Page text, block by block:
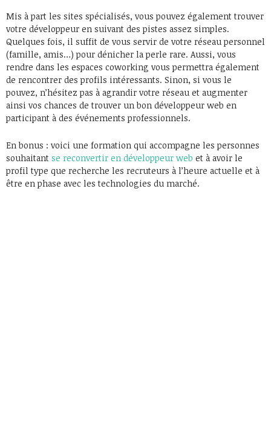
Mis à part les sites spécialisés, vous pouvez également trouver
votre développeur en suivant des pistes assez simples.
Quelques fois, il suffit de vous servir de votre réseau personnel
(famille, amis…) pour dénicher la perle rare. Aussi, vous
rendre dans les espaces coworking vous permettra également
de rencontrer des profils intéressants. Sinon, si vous le
pouvez, n’hésitez pas à agrandir votre réseau et augmenter
ainsi vos chances de trouver un bon développeur web en
participant à des événements professionnels.
En bonus : voici une formation qui accompagne les personnes
souhaitant se reconvertir en développeur web et à avoir le
profil type que recherche les recruteurs à l’heure actuelle et à
être en phase avec les technologies du marché.